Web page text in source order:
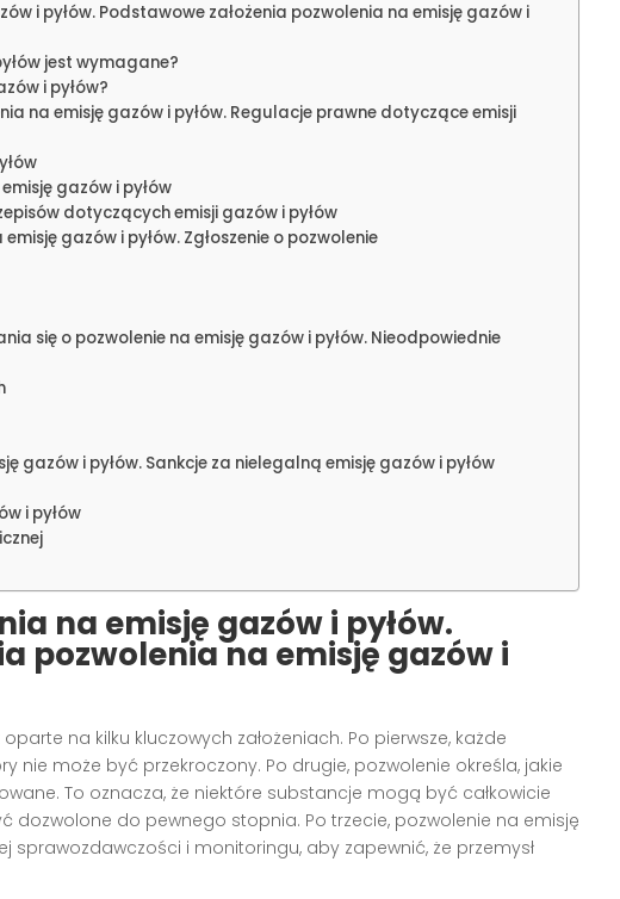
i pyłów. Podstawowe założenia pozwolenia na emisję gazów i
jest wymagane?
i pyłów?
na emisję gazów i pyłów. Regulacje prawne dotyczące emisji
gazów i pyłów
dotyczących emisji gazów i pyłów
gazów i pyłów. Zgłoszenie o pozwolenie
się o pozwolenie na emisję gazów i pyłów. Nieodpowiednie
gazów i pyłów. Sankcje za nielegalną emisję gazów i pyłów
i pyłów
na emisję gazów i pyłów.
pozwolenia na emisję gazów i
oparte na kilku kluczowych założeniach. Po pierwsze, każde
nie może być przekroczony. Po drugie, pozwolenie określa, jakie
To oznacza, że niektóre substancje mogą być całkowicie
do pewnego stopnia. Po trzecie, pozwolenie na emisję
sprawozdawczości i monitoringu, aby zapewnić, że przemysł